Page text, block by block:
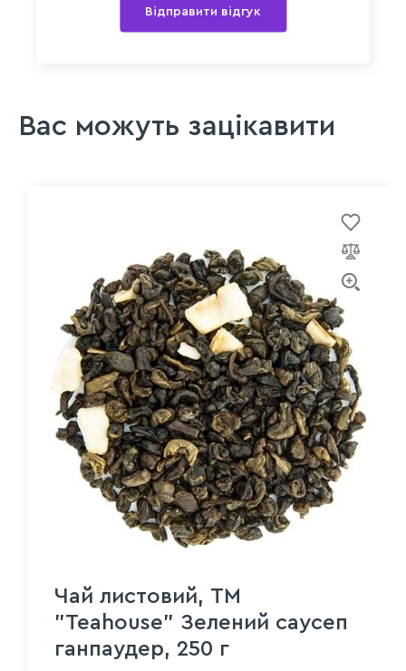
Відправити відгук
Вас можуть зацікавити
Чай листовий, ТМ
"Teahouse" Зелений саусеп
ганпаудер, 250 г